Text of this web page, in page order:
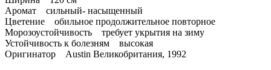
Аромат сильный- насыщенный
Цветение обильное продолжительное повторное
Морозоустойчивость требует укрытия на зиму
Устойчивость к болезням высокая
Оригинатор Austin Великобритания, 1992